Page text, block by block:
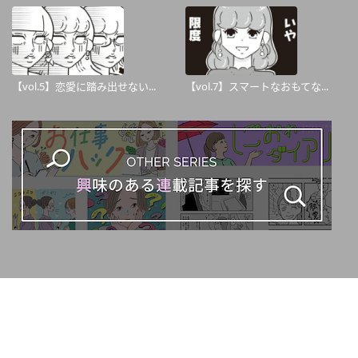
【vol.5】恋愛に踏み出せない... 【vol.7】スマートなおもてな...